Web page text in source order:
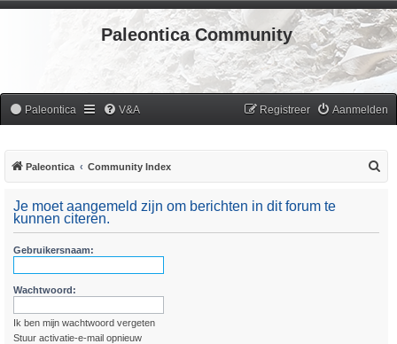
Paleontica Community
Paleontica V&A Aanmelden
Registreer
Paleontica Community Index
Je moet aangemeld zijn om berichten in dit forum te
kunnen citeren.
Gebruikersnaam:
Wachtwoord:
Ik ben mijn wachtwoord vergeten
Stuur activatie-e-mail opnieuw